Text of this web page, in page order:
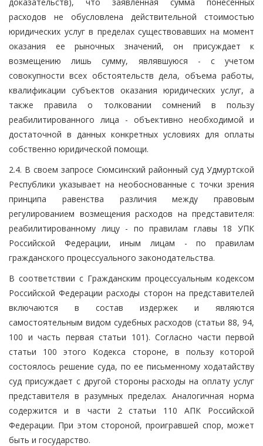
расходов не обусловлена действительной стоимостью
юридических услуг в пределах существовавших на момент
оказания ее рыночных значений, он присуждает к
возмещению лишь сумму, являвшуюся - с учетом
совокупности всех обстоятельств дела, объема работы,
квалификации субъектов оказания юридических услуг, а
также правила о толковании сомнений в пользу
реабилитированного лица - объективно необходимой и
достаточной в данных конкретных условиях для оплаты
собственно юридической помощи.
2.4. В своем запросе Сюмсинский районный суд Удмуртской
Республики указывает на необоснованные с точки зрения
принципа равенства различия между правовым
регулированием возмещения расходов на представителя:
реабилитированному лицу - по правилам главы 18 УПК
Российской Федерации, иным лицам - по правилам
гражданского процессуального законодательства.
В соответствии с Гражданским процессуальным кодексом
Российской Федерации расходы сторон на представителей
включаются в состав издержек и являются
самостоятельным видом судебных расходов (статьи 88, 94,
100 и часть первая статьи 101). Согласно части первой
статьи 100 этого Кодекса стороне, в пользу которой
состоялось решение суда, по ее письменному ходатайству
суд присуждает с другой стороны расходы на оплату услуг
представителя в разумных пределах. Аналогичная норма
содержится и в части 2 статьи 110 АПК Российской
Федерации. При этом стороной, проигравшей спор, может
быть и государство.